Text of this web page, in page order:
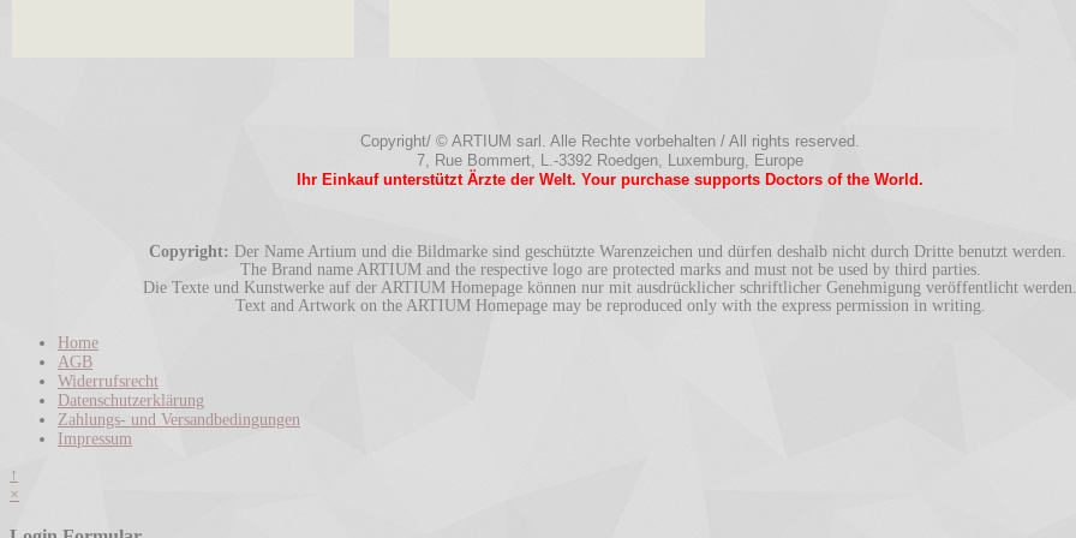
Copyright/ © ARTIUM sarl. Alle Rechte vorbehalten / All rights reserved.
7, Rue Bommert, L.-3392 Roedgen, Luxemburg, Europe
Ihr Einkauf unterstützt Ärzte der Welt. Your purchase supports Doctors of the World.
Copyright: Der Name Artium und die Bildmarke sind geschützte Warenzeichen und dürfen deshalb nicht durch Dritte benutzt werden.
The Brand name ARTIUM and the respective logo are protected marks and must not be used by third parties.
Die Texte und Kunstwerke auf der ARTIUM Homepage können nur mit ausdrücklicher schriftlicher Genehmigung veröffentlicht werden.
Text and Artwork on the ARTIUM Homepage may be reproduced only with the express permission in writing.
Home
AGB
Widerrufsrecht
Datenschutzerklärung
Zahlungs- und Versandbedingungen
Impressum
↑
×